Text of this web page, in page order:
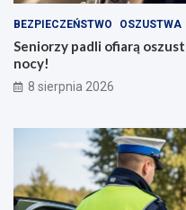
BEZPIECZEŃSTWO OSZUSTWA
Seniorzy padli ofiarą
nocy!
8 sierpnia 2026